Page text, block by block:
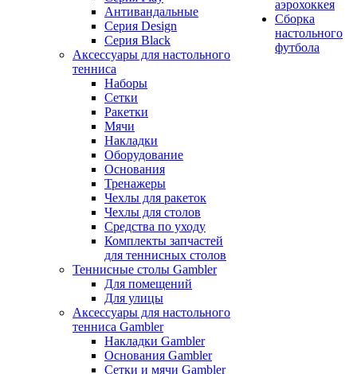
Антивандальные
Серия Design
Серия Black
Аксессуары для настольного
тенниса
Наборы
Сетки
Ракетки
Мячи
Накладки
Оборудование
Основания
Тренажеры
Чехлы для ракеток
Чехлы для столов
Средства по уходу
Комплекты запчастей
для теннисных столов
Теннисные столы Gambler
Для помещений
Для улицы
Аксессуары для настольного
тенниса Gambler
Накладки Gambler
Основания Gambler
Сетки и мячи Gambler
аэрохоккея
Сборка
настольного
футбола